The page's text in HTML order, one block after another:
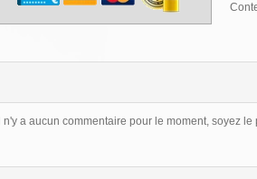
Il n'y a aucun commentaire pour le moment, soyez